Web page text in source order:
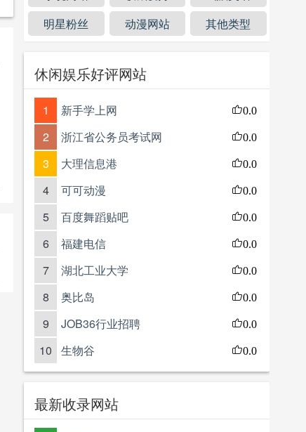
明星粉丝
动漫网站 其他类型
休闲娱乐好评网站
1 新手学上网 0.0
2 浙江省公务员考试网 0.0
3 大理信息港 0.0
4 可可动漫 0.0
5 百度舞蹈贴吧 0.0
6 福建电信 0.0
7 湖北工业大学 0.0
8 奥比岛 0.0
9 JOB36行业招聘 0.0
10 生物谷 0.0
最新收录网站